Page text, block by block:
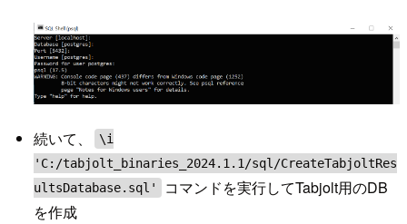
続いて、
\i
'C:/tabjolt_binaries_2024.1.1/sql/CreateTabjoltRes
ultsDatabase.sql'
コマンドを実行してTabjolt用のDB
を作成